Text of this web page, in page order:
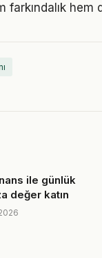
hem
ile günlük
değer katın